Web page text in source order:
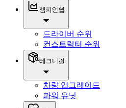
챔피언쉽
드라이버 순위
컨스트럭터 순위
테크니컬
차량 업그레이드
파워 유닛